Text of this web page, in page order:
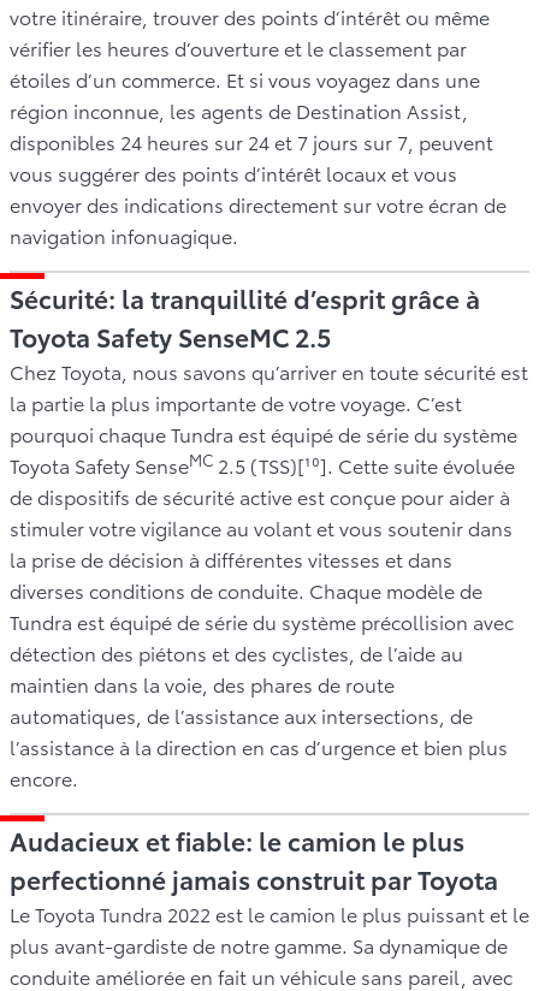
votre itinéraire, trouver des points d’intérêt ou même
vérifier les heures d’ouverture et le classement par
étoiles d’un commerce. Et si vous voyagez dans une
région inconnue, les agents de Destination Assist,
disponibles 24 heures sur 24 et 7 jours sur 7, peuvent
vous suggérer des points d’intérêt locaux et vous
envoyer des indications directement sur votre écran de
navigation infonuagique.
Sécurité: la tranquillité d’esprit grâce à
Toyota Safety SenseMC 2.5
Chez Toyota, nous savons qu’arriver en toute sécurité est
la partie la plus importante de votre voyage. C’est
pourquoi chaque Tundra est équipé de série du système
Toyota Safety SenseMC 2.5 (TSS)[¹⁰]. Cette suite évoluée
de dispositifs de sécurité active est conçue pour aider à
stimuler votre vigilance au volant et vous soutenir dans
la prise de décision à différentes vitesses et dans
diverses conditions de conduite. Chaque modèle de
Tundra est équipé de série du système précollision avec
détection des piétons et des cyclistes, de l’aide au
maintien dans la voie, des phares de route
automatiques, de l’assistance aux intersections, de
l’assistance à la direction en cas d’urgence et bien plus
encore.
Audacieux et fiable: le camion le plus
perfectionné jamais construit par Toyota
Le Toyota Tundra 2022 est le camion le plus puissant et le
plus avant-gardiste de notre gamme. Sa dynamique de
conduite améliorée en fait un véhicule sans pareil, avec